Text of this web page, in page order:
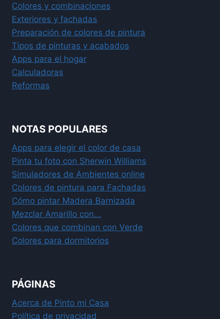
Colores y combinaciones
Exteriores y fachadas
Preparación de colores de pintura
Tipos de pinturas y acabados
Apps para el hogar
Calculadoras
Reformas
NOTAS POPULARES
Apps para elegir el color de casa
Pinta tu foto con Sherwin Williams
Simuladores de Ambientes online
Colores de pintura para Fachadas
Cómo pintar Madera Barnizada
Mezclar Amarillo con...
Colores que combinan con Verde
Colores para dormitorios
PÁGINAS
Acerca de Pinto mi Casa
Política de privacidad